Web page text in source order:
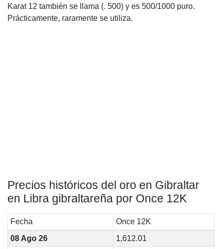
Karat 12 también se llama (. 500) y es 500/1000 puro.
Prácticamente, raramente se utiliza.
Precios históricos del oro en Gibraltar
en Libra gibraltareña por Once 12K
Fecha
Once 12K
08 Ago 26
1,612.01